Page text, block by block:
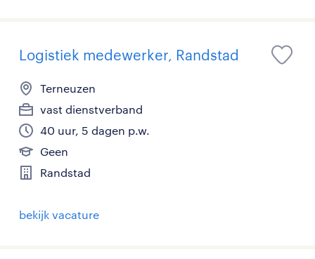
Logistiek medewerker, Randstad
Terneuzen
vast dienstverband
40 uur, 5 dagen p.w.
Geen
Randstad
bekijk vacature